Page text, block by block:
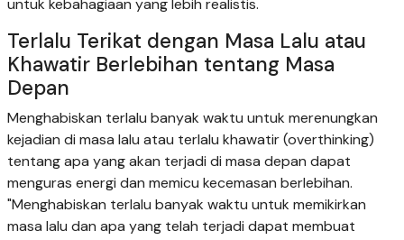
untuk kebahagiaan yang lebih realistis.
Terlalu Terikat dengan Masa Lalu atau
Khawatir Berlebihan tentang Masa
Depan
Menghabiskan terlalu banyak waktu untuk merenungkan
kejadian di masa lalu atau terlalu khawatir (overthinking)
tentang apa yang akan terjadi di masa depan dapat
menguras energi dan memicu kecemasan berlebihan.
"Menghabiskan terlalu banyak waktu untuk memikirkan
masa lalu dan apa yang telah terjadi dapat membuat